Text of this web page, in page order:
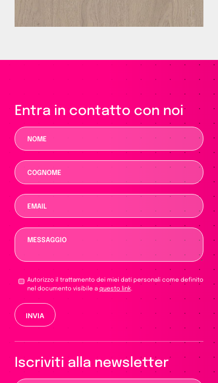
Entra in contatto con noi
Autorizzo il trattamento dei miei dati personali come definito
nel documento visibile a questo link.
Si prega di lasciare vuoto questo campo.
Iscriviti alla newsletter